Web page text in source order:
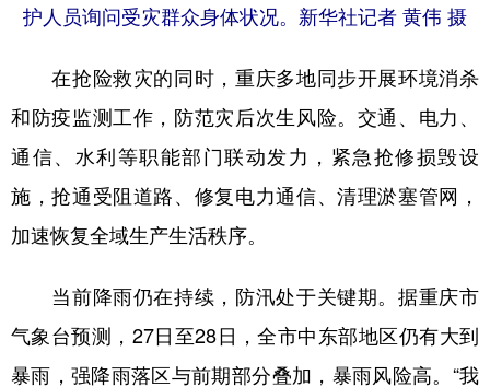
护人员询问受灾群众身体状况。新华社记者 黄伟 摄
在抢险救灾的同时，重庆多地同步开展环境消杀
和防疫监测工作，防范灾后次生风险。交通、电力、
通信、水利等职能部门联动发力，紧急抢修损毁设
施，抢通受阻道路、修复电力通信、清理淤塞管网，
加速恢复全域生产生活秩序。
当前降雨仍在持续，防汛处于关键期。据重庆市
气象台预测，27日至28日，全市中东部地区仍有大到
暴雨，强降雨落区与前期部分叠加，暴雨风险高。“我